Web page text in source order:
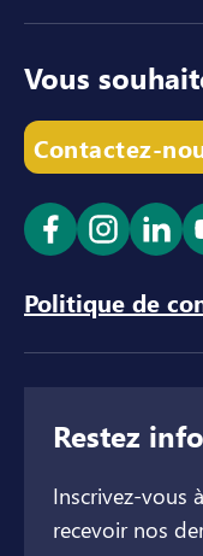
Vous
Contactez-
Ouvrir le lien
Ouvrir le
Politique de
Restez
Inscrivez-vous
recevoir nos